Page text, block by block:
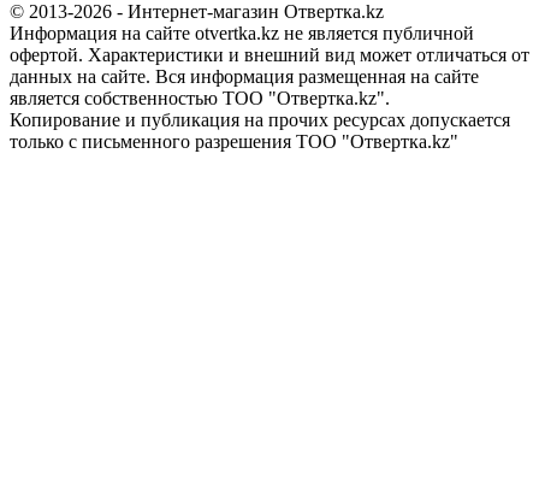
© 2013-2026 - Интернет-магазин Отвертка.kz
Информация на сайте otvertka.kz не является публичной
офертой. Характеристики и внешний вид может отличаться от
данных на сайте. Вся информация размещенная на сайте
является собственностью ТОО "Отвертка.kz".
Копирование и публикация на прочих ресурсах допускается
только с письменного разрешения ТОО "Отвертка.kz"